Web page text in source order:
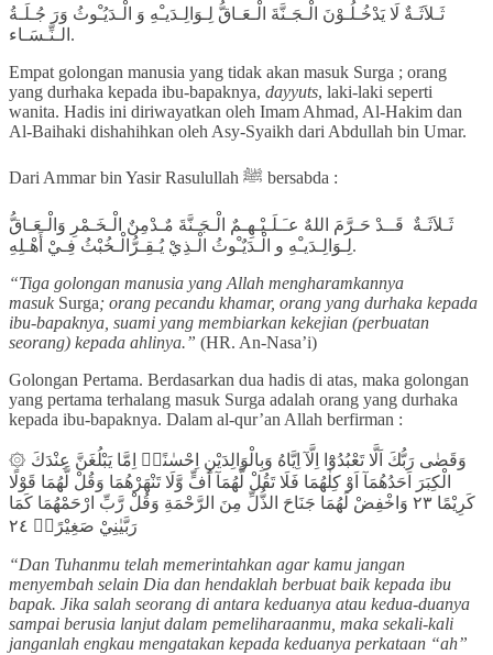
ثَـلاَثَـةٌ لَا يَدْخُـلُـوْنَ الْـجَـنَّةَ الْـعَـاقُّ لِـوَالِـدَيـْهِ وَ الْـدَيُـْوثُ وَرَ جُـلَـةُ
الـنِّـسَـاء.
Empat golongan manusia yang tidak akan masuk Surga ; orang
yang durhaka kepada ibu-bapaknya, dayyuts, laki-laki seperti
wanita. Hadis ini diriwayatkan oleh Imam Ahmad, Al-Hakim dan
Al-Baihaki dishahihkan oleh Asy-Syaikh dari Abdullah bin Umar.
Dari Ammar bin Yasir Rasulullah ﷺ bersabda :
ثَـلاَثَـةٌ قَــدْ حَـرَّمَ اللهٌ عـَـلَـيْـهِـمٌ الْـجَـنَّةَ مٌـدْمِنٌ الْـخَـمْرِ وَالْـعَـاقُّ
لِـوَالِـدَيـْهِ و الْـدَيٌـْوثُ الْـذِيْ يُـقِـرُّالْـخُبْثُ فِـيْ أَهْـلِهِ.
“Tiga golongan manusia yang Allah mengharamkannya
masuk Surga; orang pecandu khamar, orang yang durhaka kepada
ibu-bapaknya, suami yang membiarkan kekejian (perbuatan
seorang) kepada ahlinya.” (HR. An-Nasa’i)
Golongan Pertama. Berdasarkan dua hadis di atas, maka golongan
yang pertama terhalang masuk Surga adalah orang yang durhaka
kepada ibu-bapaknya. Dalam al-qur’an Allah berfirman :
۞ وَقَضٰى رَبُّكَ اَلَّا تَعْبُدُوْٓا اِلَّآ اِيَّاهُ وَبِالْوَالِدَيْنِ اِحْسٰنًاۗ اِمَّا يَبْلُغَنَّ عِنْدَكَ
الْكِبَرَ اَحَدُهُمَآ اَوْ كِلٰهُمَا فَلَا تَقُلْ لَّهُمَآ اُفٍّ وَّلَا تَنْهَرْهُمَا وَقُلْ لَّهُمَا قَوْلًا
كَرِيْمًا ٢٣ وَاخْفِضْ لَهُمَا جَنَاحَ الذُّلِّ مِنَ الرَّحْمَةِ وَقُلْ رَّبِّ ارْحَمْهُمَا كَمَا
رَبَّيٰنِيْ صَغِيْرًاۗ ٢٤
“Dan Tuhanmu telah memerintahkan agar kamu jangan
menyembah selain Dia dan hendaklah berbuat baik kepada ibu
bapak. Jika salah seorang di antara keduanya atau kedua-duanya
sampai berusia lanjut dalam pemeliharaanmu, maka sekali-kali
janganlah engkau mengatakan kepada keduanya perkataan “ah”